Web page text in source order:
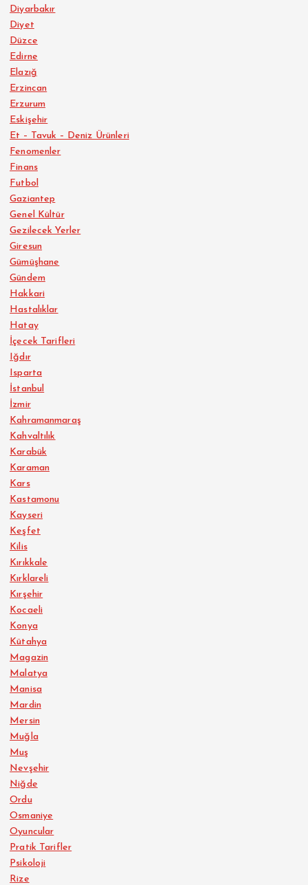
Diyarbakır
Diyet
Düzce
Edirne
Elazığ
Erzincan
Erzurum
Eskişehir
Et – Tavuk – Deniz Ürünleri
Fenomenler
Finans
Futbol
Gaziantep
Genel Kültür
Gezilecek Yerler
Giresun
Gümüşhane
Gündem
Hakkari
Hastalıklar
Hatay
İçecek Tarifleri
Iğdır
Isparta
İstanbul
İzmir
Kahramanmaraş
Kahvaltılık
Karabük
Karaman
Kars
Kastamonu
Kayseri
Keşfet
Kilis
Kırıkkale
Kırklareli
Kırşehir
Kocaeli
Konya
Kütahya
Magazin
Malatya
Manisa
Mardin
Mersin
Muğla
Muş
Nevşehir
Niğde
Ordu
Osmaniye
Oyuncular
Pratik Tarifler
Psikoloji
Rize